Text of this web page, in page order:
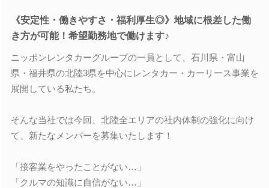
《安定性・働きやすさ・福利厚生◎》地域に根差した働
き方が可能！希望勤務地で働けます♪
ニッポンレンタカーグループの一員として、石川県・富山
県・福井県の北陸3県を中心にレンタカー・カーリース事業を
展開している私たち。
そんな当社では今回、北陸全エリアの社内体制の強化に向け
て、新たなメンバーを募集いたします！
「接客業をやったことがない…」
「クルマの知識に自信がない…」